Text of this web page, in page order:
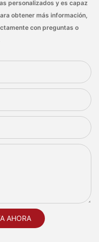
personalizados y es capaz
obtener más información,
con preguntas o
AHORA